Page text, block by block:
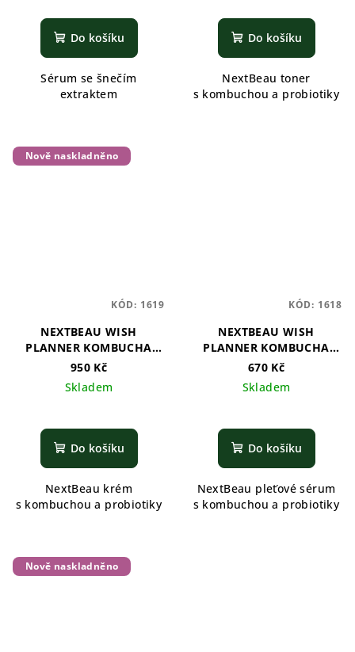
Do košíku
Sérum se šnečím
extraktem
Do košíku
NextBeau toner
s kombuchou a probiotiky
Nově naskladněno
NEXTBEAU WISH
PLANNER KOMBUCHA
BIOME CREAM
950 Kč
Skladem
Do košíku
NextBeau krém
s kombuchou a probiotiky
KÓD: 1619
NEXTBEAU WISH
PLANNER KOMBUCHA
BIOME AMPOULE
670 Kč
Skladem
Do košíku
NextBeau pleťové sérum
s kombuchou a probiotiky
KÓD: 1618
Nově naskladněno